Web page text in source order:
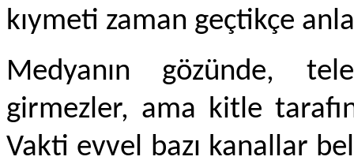
kıymeti zaman geçtikçe
Medyanın gözünde,
girmezler, ama kitle
Vakti evvel bazı kanallar